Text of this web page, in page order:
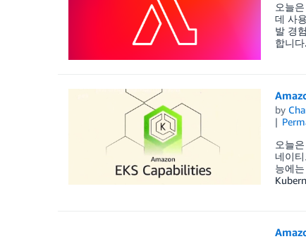
오늘
데 사
발 경
합니
by
오늘
네이
능에